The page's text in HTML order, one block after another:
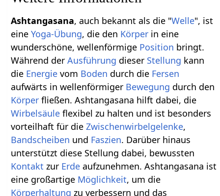
Ashtangasana, auch bekannt als die "Welle", ist
eineYoga-Übung, die den Körper in eine
wunderschöne, wellenförmige Position bringt.
Während derAusführung dieser Stellung kann
die Energie vom Boden durch die Fersen
aufwärts in wellenförmiger Bewegung durch den
Körper fließen. Ashtangasana hilft dabei, die
Wirbelsäule flexibel zu halten und ist besonders
vorteilhaft für dieZwischenwirbelgelenke,
Bandscheiben und Faszien. Darüber hinaus
unterstützt diese Stellung dabei, bewussten
Kontakt zur Erde aufzunehmen. Ashtangasana ist
eine großartige Möglichkeit, um die
Körperhaltung zu verbessern und das